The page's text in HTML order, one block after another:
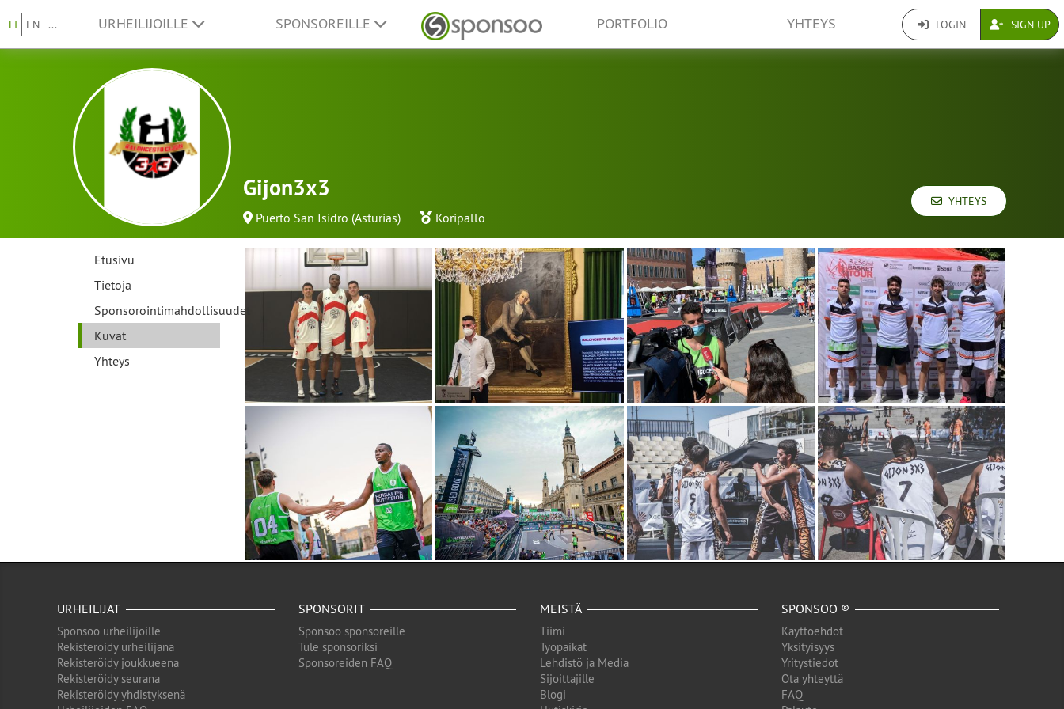
FI EN ... URHEILIJOILLE SPONSOREILLE PORTFOLIO YHTEYS LOGIN SIGN UP
Gijon3x3
Puerto San Isidro (Asturias) Koripallo
YHTEYS
Etusivu
Tietoja
Sponsorointimahdollisuudet
Kuvat
Yhteys
URHEILIJAT
Sponsoo urheilijoille
Rekisteröidy urheilijana
Rekisteröidy joukkueena
Rekisteröidy seurana
Rekisteröidy yhdistyksenä
SPONSORIT
Sponsoo sponsoreille
Tule sponsoriksi
Sponsoreiden FAQ
MEISTÄ
Tiimi
Työpaikat
Lehdistö ja Media
Sijoittajille
Blogi
SPONSOO ®
Käyttöehdot
Yksityisyys
Yritystiedot
Ota yhteyttä
FAQ